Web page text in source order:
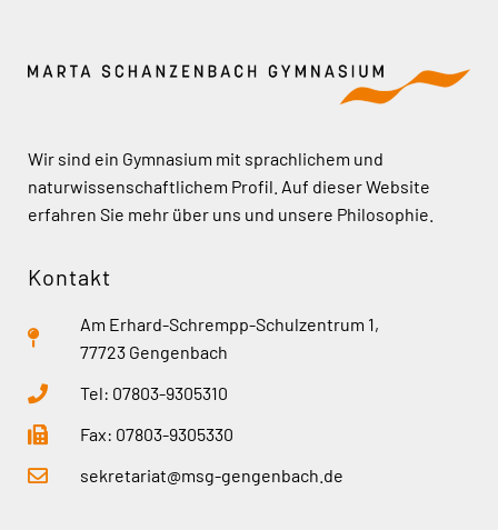
Wir sind ein Gymnasium mit sprachlichem und
naturwissenschaftlichem Profil. Auf dieser Website
erfahren Sie mehr über uns und unsere Philosophie.
Kontakt
Am Erhard-Schrempp-Schulzentrum 1,
77723 Gengenbach
Tel: 07803-9305310
Fax: 07803-9305330
sekretariat@msg-gengenbach.de